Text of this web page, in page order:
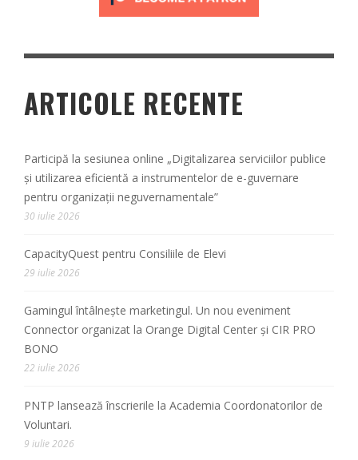
ARTICOLE RECENTE
Participă la sesiunea online „Digitalizarea serviciilor publice
și utilizarea eficientă a instrumentelor de e-guvernare
pentru organizații neguvernamentale”
30 iulie 2026
CapacityQuest pentru Consiliile de Elevi
29 iulie 2026
Gamingul întâlnește marketingul. Un nou eveniment
Connector organizat la Orange Digital Center și CIR PRO
BONO
22 iulie 2026
PNTP lansează înscrierile la Academia Coordonatorilor de
Voluntari.
9 iulie 2026